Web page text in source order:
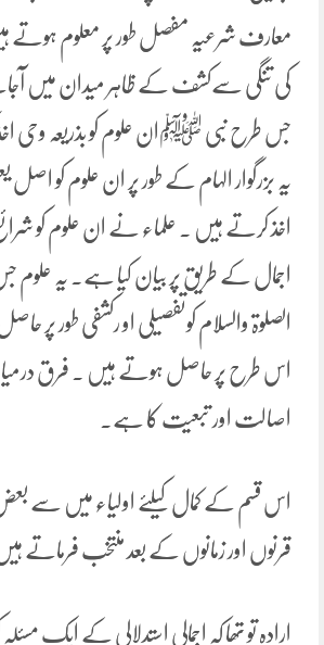
معارف شرعیہ مفصل طور پر معلوم ہوتے
کی تنگی سےکشف کے ظاہر میدان میں
جس طرح نبی ﷺان علوم کو بذریعہ وحی
یہ بزرگوار الہام کے طور پر ان علوم کو اصل
اخذ کرتے ہیں ۔ علماء نے ان علوم کو
اجمال کے طریق پر بیان کیا ہے۔ یہ علوم جس
الصلوۃ والسلام کوتفصیلی او رکشفی طور پر
اس طرح پر حاصل ہوتے ہیں ۔ فرق
اصالت اور تبعیت کا ہے۔
اس قسم کے کمال کیلئے اولیاء میں سے بعض
قرنوں اور زمانوں کے بعد منتخب فرماتے
ارادہ تو تھا کہ اجمالی استدلالی کے ایک